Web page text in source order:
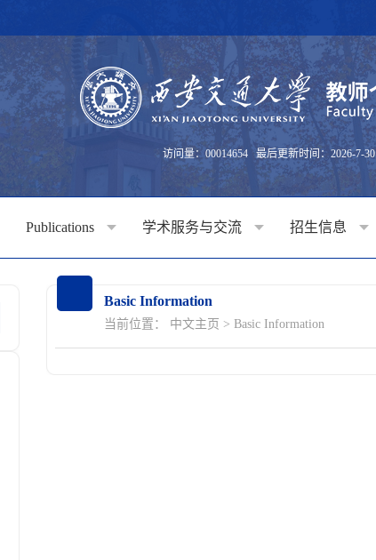
访问量：00014654 最后更新时间： 2026-7-30
Publications 学术服务与交流 招生信息
Basic Information
当前位置： 中文主页 > Basic Information